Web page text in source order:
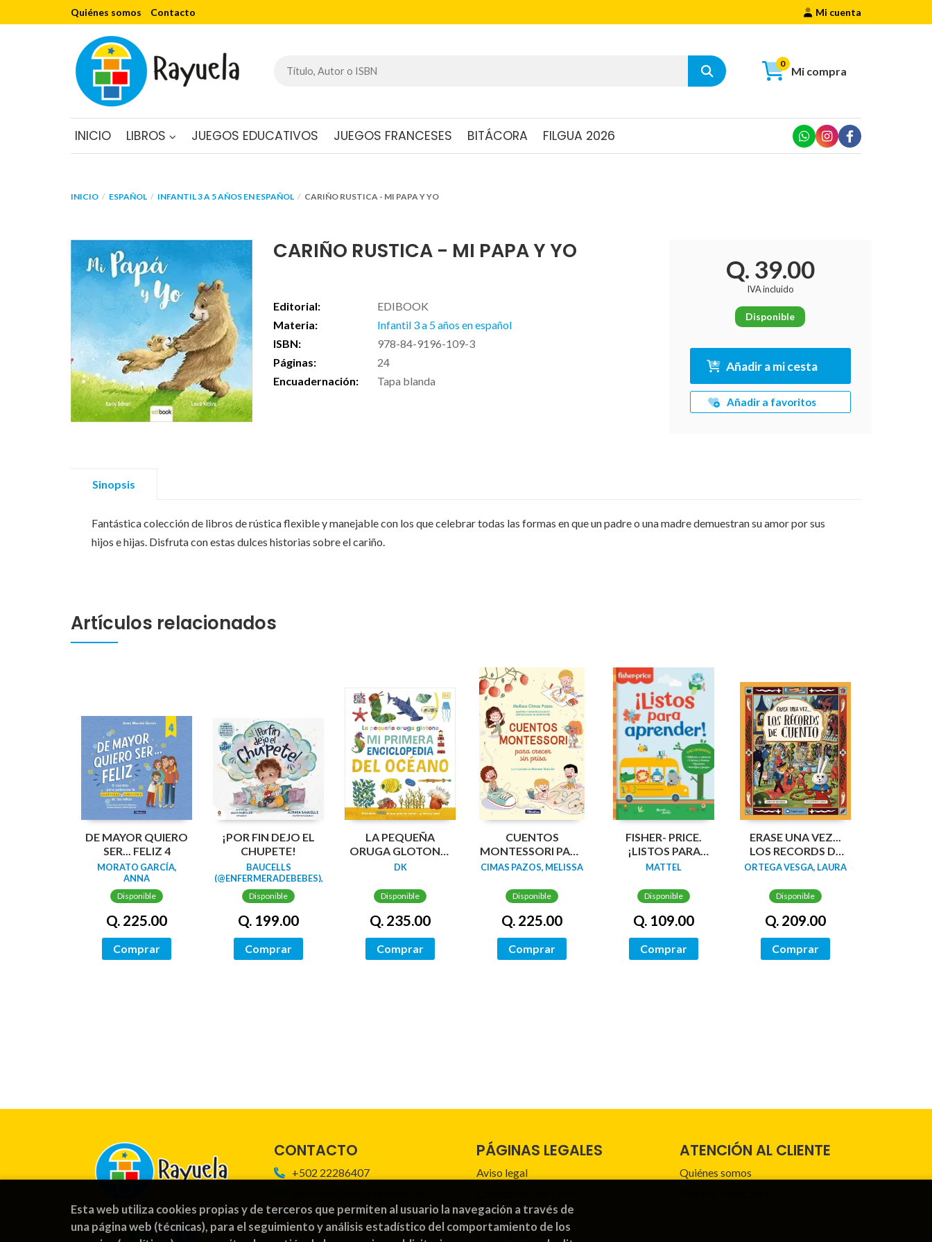
Quiénes somos Contacto Mi cuenta
Mi compra
0
INICIO LIBROS JUEGOS EDUCATIVOS JUEGOS FRANCESES BITÁCORA FILGUA 2026
INICIO ESPAÑOL INFANTIL 3 A 5 AÑOS EN ESPAÑOL CARIÑO RUSTICA - MI PAPA Y YO
CARIÑO RUSTICA - MI PAPA Y YO
Editorial:
EDIBOOK
Materia:
Infantil 3 a 5 años en español
ISBN:
978-84-9196-109-3
Páginas:
24
Encuadernación:
Tapa blanda
Q. 39.00
IVA incluido
Disponible
Añadir a mi cesta
Añadir a favoritos
Sinopsis
Fantástica colección de libros de rústica flexible y manejable con los que celebrar todas las formas en que un padre o una madre demuestran su amor por sus
hijos e hijas. Disfruta con estas dulces historias sobre el cariño.
Artículos relacionados
DE MAYOR QUIERO
SER... FELIZ 4
MORATO GARCÍA,
ANNA
Disponible
Q. 225.00
Comprar
¡POR FIN DEJO EL
CHUPETE!
BAUCELLS
(@ENFERMERADEBEBES),
AINHOA
Disponible
Q. 199.00
Comprar
LA PEQUEÑA
ORUGA GLOTONA:
MI PRIMERA
OCÉANO
DK
Disponible
Q. 235.00
Comprar
CUENTOS
MONTESSORI PARA
CRECER SIN PRISA
CIMAS PAZOS, MELISSA
Disponible
Q. 225.00
Comprar
FISHER- PRICE.
¡LISTOS PARA
APRENDER!
MATTEL
Disponible
Q. 109.00
Comprar
ERASE UNA VEZ...
LOS RECORDS DE
CUENTO
ORTEGA VESGA, LAURA
Disponible
Q. 209.00
Comprar
CONTACTO
+502 22286407
Formulario de contacto
PÁGINAS LEGALES
Aviso legal
Política de privacidad
Política de Cookies
ATENCIÓN AL CLIENTE
Quiénes somos
Esta web utiliza cookies propias y de terceros que permiten al usuario la navegación a través de
una página web (técnicas), para el seguimiento y análisis estadístico del comportamiento de los